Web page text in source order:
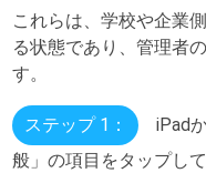
これらは、学校や企業
る状態であり、管理者
す。
ステップ 1：
iPad
般」の項目をタップし